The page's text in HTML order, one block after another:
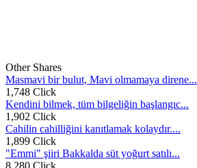
Other Shares
Masmavi bir bulut, Mavi olmamaya direne...
1,748 Click
Kendini bilmek, tüm bilgeliğin başlangıc...
1,902 Click
Cahilin cahilliğini kanıtlamak kolaydır....
1,899 Click
"Emmi" şiiri Bakkalda süt yoğurt satılı...
8,280 Click